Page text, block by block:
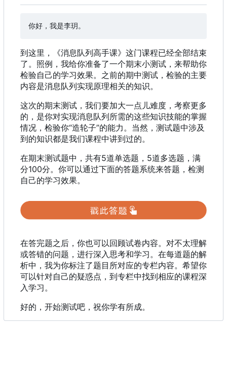
到这里，《消息队列高手课》这门课程已经全部结束
了。照例，我给你准备了一个期末小测试，来帮助你
检验自己的学习效果。之前的期中测试，检验的主要
内容是消息队列实现原理相关的知识。
这次的期末测试，我们要加大一点儿难度，考察更多
的，是你对实现消息队列所需的这些知识技能的掌握
情况，检验你“造轮子”的能力。当然，测试题中涉及
到的知识都是我们课程中讲到过的。
在期末测试题中 ， 共有5道单选题 ， 5道多选题 ， 满
分100分。你可以通过下面的答题系统来答题 ， 检测
自己的学习效果。
在答完题之后，你也可以回顾试卷内容。对不太理解
或答错的问题，进行深入思考和学习。在每道题的解
析中，我为你标注了题目所对应的专栏内容。希望你
可以针对自己的疑惑点，到专栏中找到相应的课程深
入学习。
好的，开始测试吧，祝你学有所成。